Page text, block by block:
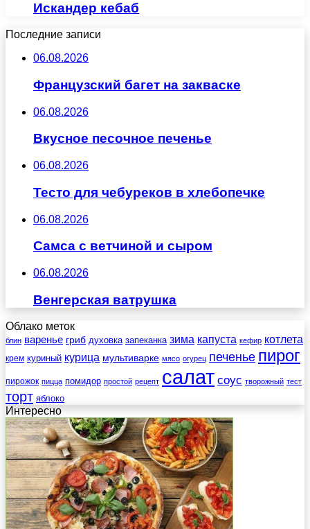
Искандер кебаб
Последние записи
06.08.2026
Французский багет на закваске
06.08.2026
Вкусное песочное печенье
06.08.2026
Тесто для чебуреков в хлебопечке
06.08.2026
Самса с ветчиной и сыром
06.08.2026
Венгерская ватрушка
Облако меток
блин варенье гриб духовка запеканка зима капуста кефир котлета
крем куриный курица мультиварке мясо огурец печенье пирог
пирожок пицца помидор простой рецепт салат соус творожный тест
торт яблоко
Интересно